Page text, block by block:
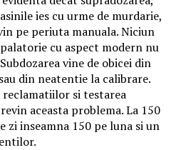
ies cu urme de murdarie,
pe periuta manuala. Niciun
cu aspect modern nu
vine de obicei din
din neatentie la calibrare.
si testarea
aceasta problema. La 150
zi inseamna 150 pe luna si un